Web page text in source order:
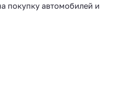
покупку автомобилей и